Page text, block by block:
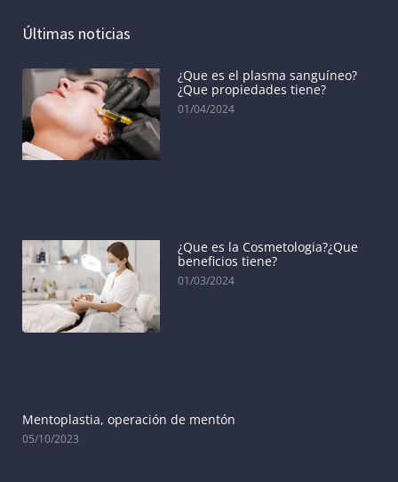
Últimas noticias
¿Que es el plasma sanguíneo?
¿Que propiedades tiene?
01/04/2024
¿Que es la Cosmetologia?¿Que
beneficios tiene?
01/03/2024
Mentoplastia, operación de mentón
05/10/2023